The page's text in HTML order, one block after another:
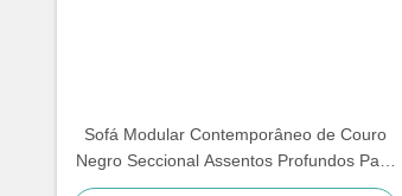
Sofá Modular Contemporâneo de Couro
Negro Seccional Assentos Profundos Para
Espaços de Vida